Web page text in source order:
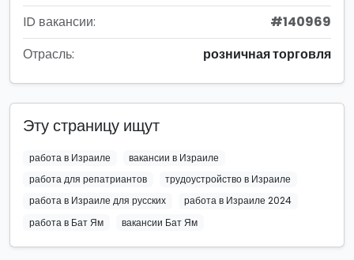
ID вакансии:
#140969
Отрасль:
розничная торговля
Эту страницу ищут
работа в Израиле
вакансии в Израиле
работа для репатриантов
трудоустройство в Израиле
работа в Израиле для русских
работа в Израиле 2024
работа в Бат Ям
вакансии Бат Ям